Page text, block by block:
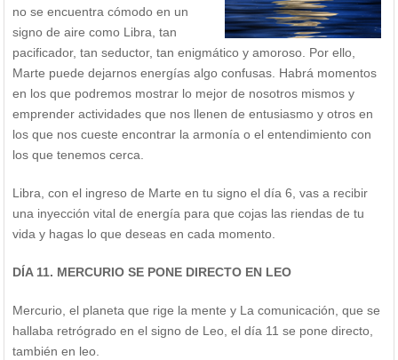
no se encuentra cómodo en un
signo de aire como Libra, tan
pacificador, tan seductor, tan enigmático y amoroso. Por ello,
Marte puede dejarnos energías algo confusas. Habrá momentos
en los que podremos mostrar lo mejor de nosotros mismos y
emprender actividades que nos llenen de entusiasmo y otros en
los que nos cueste encontrar la armonía o el entendimiento con
los que tenemos cerca.
Libra, con el ingreso de Marte en tu signo el día 6, vas a recibir
una inyección vital de energía para que cojas las riendas de tu
vida y hagas lo que deseas en cada momento.
DÍA 11. MERCURIO SE PONE DIRECTO EN LEO
Mercurio, el planeta que rige la mente y La comunicación, que se
hallaba retrógrado en el signo de Leo, el día 11 se pone directo,
también en leo.